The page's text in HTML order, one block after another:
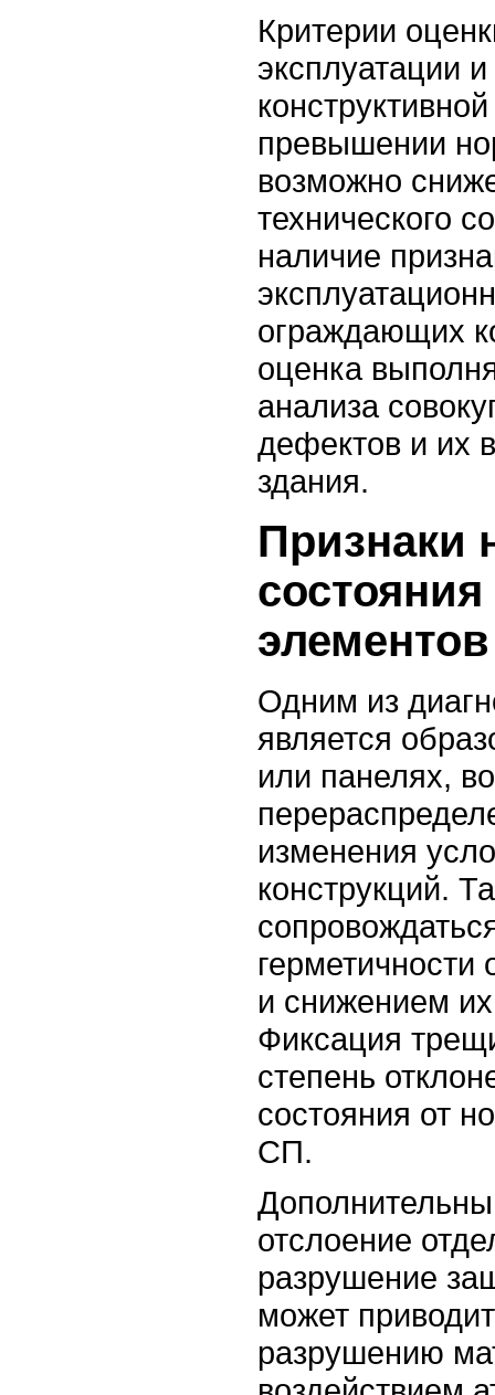
Критерии
эксплуатации
превышении
возможно
технического
наличие
ограждающих
оценка
анализа
дефектов и их
здания.
Признаки
элементов
Одним из
является
или панелях,
изменения
конструкций.
и снижением
Фиксация
степень
состояния от
СП.
отслоение
разрушение
может
разрушению